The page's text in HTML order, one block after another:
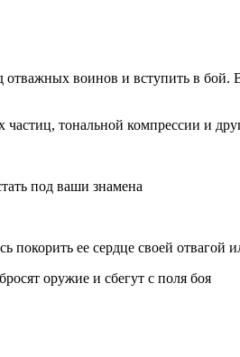
воинов и вступить в
тональной компрессии и
под ваши знамена
покорить ее сердце своей отвагой
оружие и сбегут с поля боя